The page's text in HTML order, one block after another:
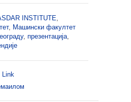
INSTITUTE
, Машински факултет
, презентација
Link